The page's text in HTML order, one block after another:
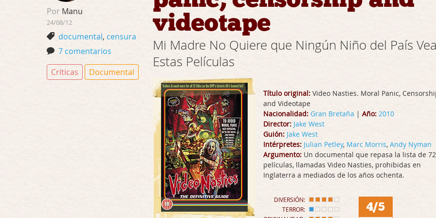
videotape
Mi Madre No Quiere que Ningún Niño del País
Estas Películas
Título original: Video Nasties. Moral Panic,
and Videotape
Nacionalidad: Gran Bretaña | Año: 2010
Director: Jake West
Guión: Jake West
Intérpretes: Julian Petley, Marc Morris, Andy Nyman
Argumento: Un documental que repasa la lista de 72
películas, llamadas Video Nasties, prohibidas en
Inglaterra a mediados de los años ochenta.
DIVERSIÓN:
TERROR:
4/5
Por Manu
24/08/12
documental, censura
7 comentarios
Críticas
Documental